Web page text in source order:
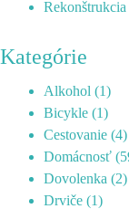
Kategórie
Alkohol (1)
Bicykle (1)
Cestovanie (4)
Domácnosť
Dovolenka (2)
Drviče (1)